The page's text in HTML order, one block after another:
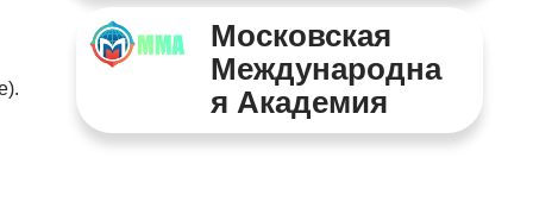
Московская
Международна
Я Академия